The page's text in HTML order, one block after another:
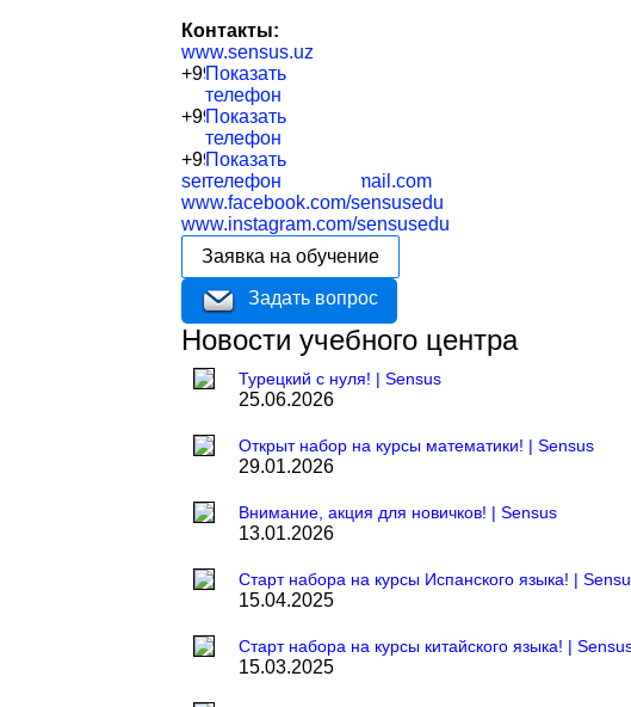
Контакты:
www.sensus.uz
+99871-200-43-34
Показать
телефон
+99890-978-43-34
Показать
телефон
+99871-233-20-11
Показать
телефон
sensuseducation@gmail.com
www.facebook.com/sensusedu
www.instagram.com/sensusedu
Заявка на обучение
Задать вопрос
Новости учебного центра
Турецкий с нуля! | Sensus
25.06.2026
Открыт набор на курсы математики! | Sensus
29.01.2026
Внимание, акция для новичков! | Sensus
13.01.2026
Старт набора на курсы Испанского языка! |
15.04.2025
Старт набора на курсы китайского языка! |
15.03.2025